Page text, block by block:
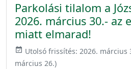
Parkolási tilalom a
2026. március 30.- az
miatt elmarad!
event_available Utolsó frissítés: 2026. március
március 26.)